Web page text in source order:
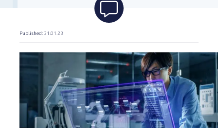
Published: 31.01.23